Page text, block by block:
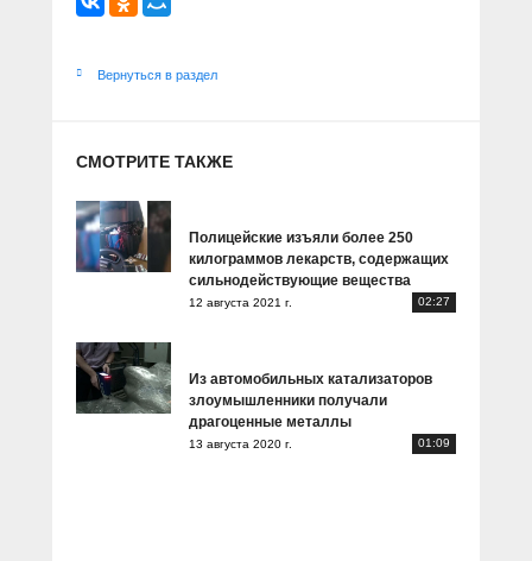
Вернуться в раздел
СМОТРИТЕ ТАКЖЕ
Полицейские изъяли более 250
килограммов лекарств, содержащих
сильнодействующие вещества
12 августа 2021 г. 02:27
Из автомобильных катализаторов
злоумышленники получали
драгоценные металлы
13 августа 2020 г. 01:09